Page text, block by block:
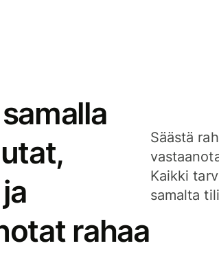
rahaa
Säästä
Kaikki
samalta